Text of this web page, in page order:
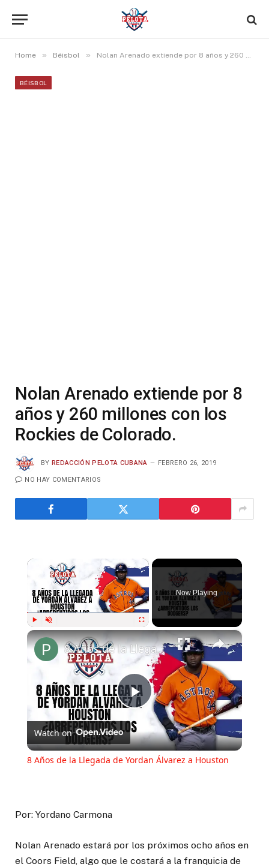
Home » Béisbol » Nolan Arenado extiende por 8 años y 260 millones con los Rockies de Colorado.
BÉISBOL
Nolan Arenado extiende por 8
años y 260 millones con los
Rockies de Colorado.
BY REDACCIÓN PELOTA CUBANA FEBRERO 26, 2019
NO HAY COMENTARIOS
×
Play Unmute Fullscreen
Now Playing
×
Play
Video
8 Años de la Llegada de Yordan Álvarez a Houston
Watch on
8 Años de la Llegada de Yordan Álvarez a Houston
Por: Yordano Carmona
Nolan Arenado estará por los próximos ocho años en
el Coors Field, algo que le costará a la franquicia de